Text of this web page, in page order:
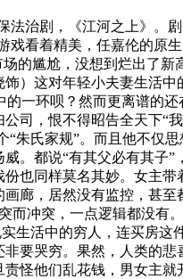
法治剧，《江河之上》。
戏看着精美，任嘉伦的原
的尴尬，没想到烂出了新
）这对年轻小夫妻生活中
一环呗？然而更离谱的还
司，恨不得昭告全天下“
朱氏家规”。而且他不仅
。都说“有其父必有其子”
也同样莫名其妙。女主带
廊，居然没有监控，甚至
而冲突，一点逻辑都没有
生活中的穷人，连买房这
要哭穷。果然，人类的悲
怪他们乱花钱，男女主就